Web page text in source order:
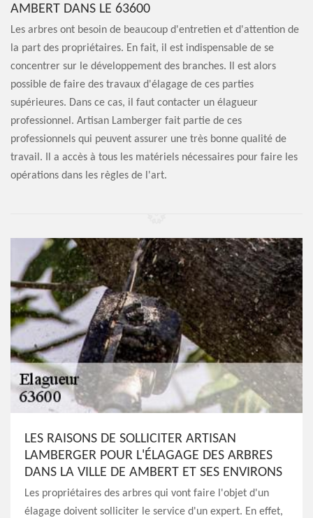
AMBERT DANS LE 63600
Les arbres ont besoin de beaucoup d'entretien et d'attention de
la part des propriétaires. En fait, il est indispensable de se
concentrer sur le développement des branches. Il est alors
possible de faire des travaux d'élagage de ces parties
supérieures. Dans ce cas, il faut contacter un élagueur
professionnel. Artisan Lamberger fait partie de ces
professionnels qui peuvent assurer une très bonne qualité de
travail. Il a accès à tous les matériels nécessaires pour faire les
opérations dans les règles de l'art.
LES RAISONS DE SOLLICITER ARTISAN
LAMBERGER POUR L'ÉLAGAGE DES ARBRES
DANS LA VILLE DE AMBERT ET SES ENVIRONS
Les propriétaires des arbres qui vont faire l'objet d'un
élagage doivent solliciter le service d'un expert. En effet,